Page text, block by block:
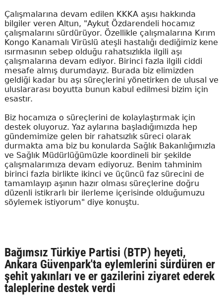
Çalışmalarına devam edilen KKKA aşısı hakkında
bilgiler veren Altun, "Aykut Özdarendeli hocamız
çalışmalarını sürdürüyor. Özellikle çalışmalarına Kırım
Kongo Kanamalı Virüslü ateşli hastalığı dediğimiz kene
ısırmasının sebep olduğu rahatsızlıkla ilgili aşı
çalışmalarına devam ediyor. Birinci fazla ilgili ciddi
mesafe almış durumdayız. Burada biz elimizden
geldiği kadar bu aşı süreçlerini yönetirken de ulusal ve
uluslararası boyutta bunun kabul edilmesi bizim için
esastır.
Biz hocamıza o süreçlerini de kolaylaştırmak için
destek oluyoruz. Yaz aylarına başladığımızda hep
gündemimize gelen bir rahatsızlık süreci olarak
durmakta ama biz bu konularda Sağlık Bakanlığımızla
ve Sağlık Müdürlüğümüzle koordineli bir şekilde
çalışmalarımıza devam ediyoruz. Benim tahminim
birinci fazla birlikte ikinci ve üçüncü faz sürecini de
tamamlayıp aşının hazır olması süreçlerine doğru
düzenli istikrarlı bir ilerleme içerisinde olduğumuzu
söylemek istiyorum" diye konuştu.
Bağımsız Türkiye Partisi (BTP) heyeti,
Ankara Güvenpark'ta eylemlerini sürdüren er
şehit yakınları ve er gazilerini ziyaret ederek
taleplerine destek verdi